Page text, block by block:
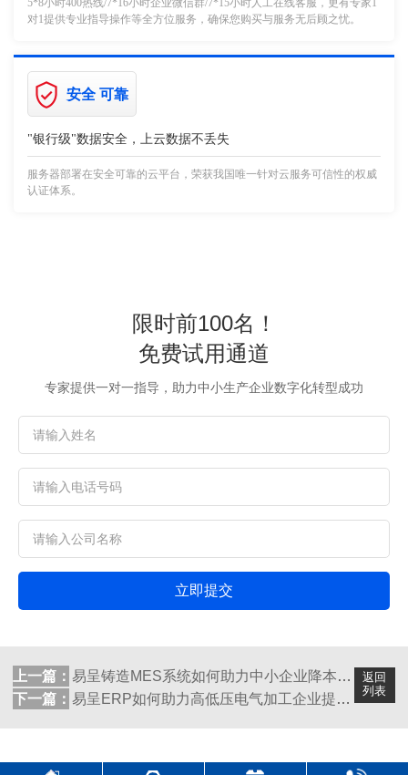
5*8小时400热线/7*16小时企业微信群/7*15小时人工在线客服，更有专家1
对1提供专业指导操作等全方位服务，确保您购买与服务无后顾之忧。
安全 可靠
"银行级"数据安全，上云数据不丢失
服务器部署在安全可靠的云平台，荣获我国唯一针对云服务可信性的权威
认证体系。
限时前100名！
免费试用通道
专家提供一对一指导，助力中小生产企业数字化转型成功
立即提交
返回
列表
上一篇： 易呈铸造MES系统如何助力中小企业降本增...
下一篇： 易呈ERP如何助力高低压电气加工企业提高...